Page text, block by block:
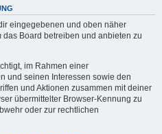
eingegebenen und oben näher
Board betreiben und anbieten zu
im Rahmen einer
und seinen Interessen sowie den
und Aktionen zusammen mit deiner
übermittelter Browser-Kennung zu
oder zur rechtlichen